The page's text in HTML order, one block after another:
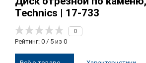
Technics | 17-733
0
Рейтинг: 0 / 5 из 0